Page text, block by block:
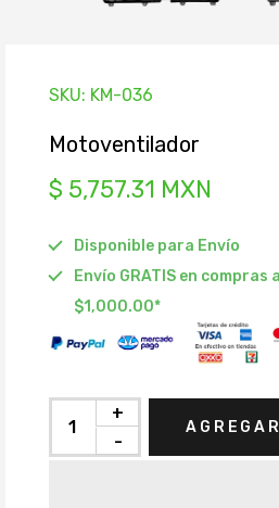
SKU: KM-036
Motoventilador
$ 5,757.31 MXN
Disponible para Envío
Envío GRATIS en compras
$1,000.00*
-
+